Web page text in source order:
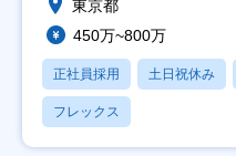
東京都
450万~800万
正社員採用 土日祝休み
フレックス